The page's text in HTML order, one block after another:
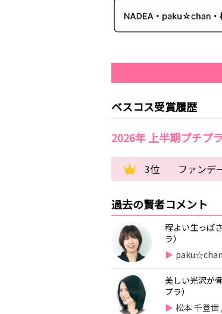
ベスコス受賞履歴
2026年 上半期プチプ
3位 ファンデ
過去の賢者コメント
程よい生っぽ
ラ）
paku☆chan
美しい光沢が
プラ）
松本 千登世